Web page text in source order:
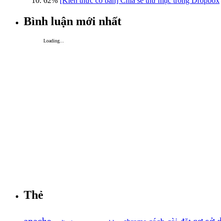
Bình luận mới nhất
Loading...
Thẻ